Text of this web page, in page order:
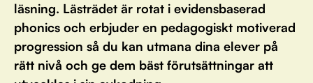
läsning. Lästrädet är rotat i evidensbaserad
phonics och erbjuder en pedagogiskt motiverad
progression så du kan utmana dina elever på
rätt nivå och ge dem bäst förutsättningar att